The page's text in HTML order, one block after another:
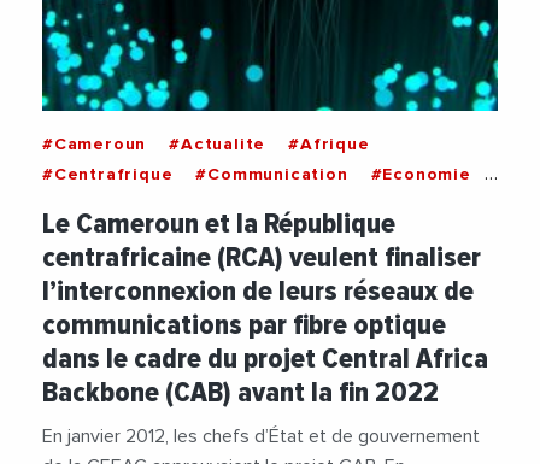
#Cameroun #Actualite
#Afrique
#Centrafrique
#Communication
#Economie
#Telecommunication
Le Cameroun et la République
centrafricaine (RCA) veulent finaliser
l’interconnexion de leurs réseaux de
communications par fibre optique
dans le cadre du projet Central Africa
Backbone (CAB) avant la fin 2022
En janvier 2012, les chefs d’État et de gouvernement